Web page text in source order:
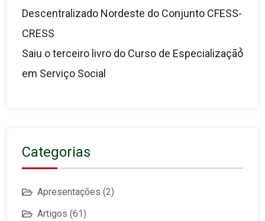
Descentralizado Nordeste do Conjunto CFESS-
CRESS
Saiu o terceiro livro do Curso de Especialização
em Serviço Social
Categorias
Apresentações (2)
Artigos (61)